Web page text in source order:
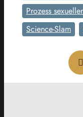
Prozess
Science-Slam